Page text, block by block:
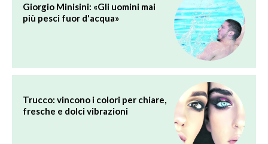
Giorgio Minisini: «Gli uomini mai
più pesci fuor d'acqua»
Trucco: vincono i colori per chiare,
fresche e dolci vibrazioni